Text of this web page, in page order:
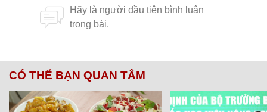
CÓ THỂ BẠN QUAN TÂM